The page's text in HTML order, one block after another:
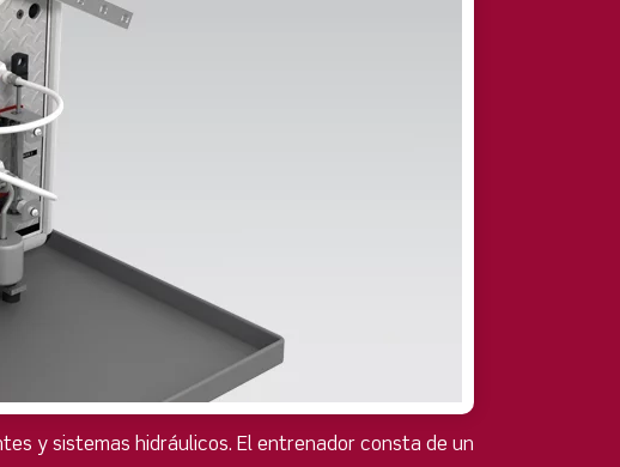
y sistemas hidráulicos. El entrenador consta de un